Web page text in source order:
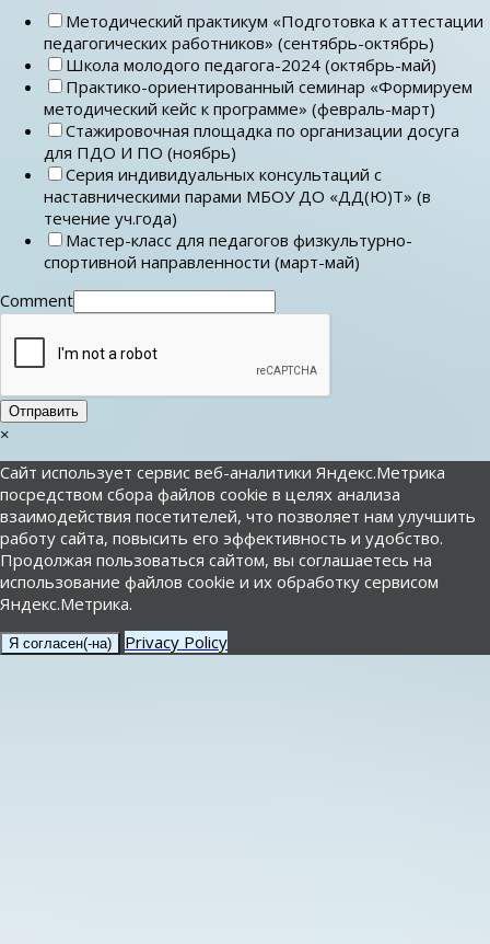
Методический практикум «Подготовка к аттестации
педагогических работников» (сентябрь-октябрь)
Школа молодого педагога-2024 (октябрь-май)
Практико-ориентированный семинар «Формируем
методический кейс к программе» (февраль-март)
Стажировочная площадка по организации досуга
для ПДО И ПО (ноябрь)
Серия индивидуальных консультаций с
наставническими парами МБОУ ДО «ДД(Ю)Т» (в
течение уч.года)
Мастер-класс для педагогов физкультурно-
спортивной направленности (март-май)
Comment
Отправить
×
Сайт использует сервис веб-аналитики Яндекс.Метрика
посредством сбора файлов cookie в целях анализа
взаимодействия посетителей, что позволяет нам улучшить
работу сайта, повысить его эффективность и удобство.
Продолжая пользоваться сайтом, вы соглашаетесь на
использование файлов cookie и их обработку сервисом
Яндекс.Метрика.
Я согласен(-на) Privacy Policy